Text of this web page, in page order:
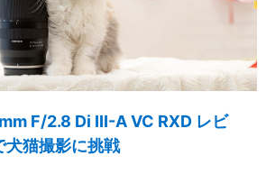
F/2.8 Di III-A VC RXD レビ
犬猫撮影に挑戦